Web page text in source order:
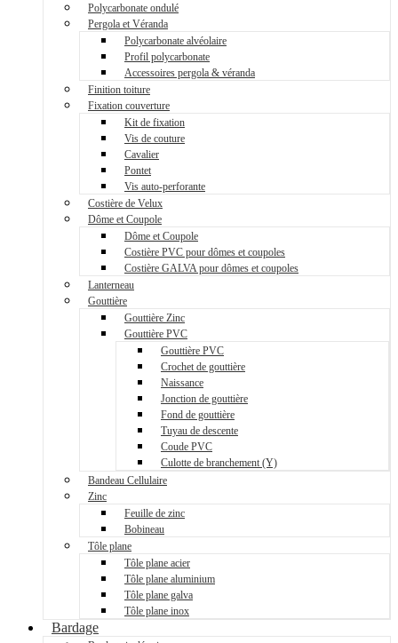
Polycarbonate ondulé
Pergola et Véranda
Polycarbonate alvéolaire
Profil polycarbonate
Accessoires pergola & véranda
Finition toiture
Fixation couverture
Kit de fixation
Vis de couture
Cavalier
Pontet
Vis auto-perforante
Costière de Velux
Dôme et Coupole
Dôme et Coupole
Costière PVC pour dômes et coupoles
Costière GALVA pour dômes et coupoles
Lanterneau
Gouttière
Gouttière Zinc
Gouttière PVC
Gouttière PVC
Crochet de gouttière
Naissance
Jonction de gouttière
Fond de gouttière
Tuyau de descente
Coude PVC
Culotte de branchement (Y)
Bandeau Cellulaire
Zinc
Feuille de zinc
Bobineau
Tôle plane
Tôle plane acier
Tôle plane aluminium
Tôle plane galva
Tôle plane inox
Bardage